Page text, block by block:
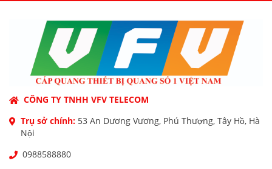
CÔNG TY TNHH VFV TELECOM
Trụ sở chính: 53 An Dương Vương, Phú Thượng, Tây Hồ, Hà
Nội
0988588880